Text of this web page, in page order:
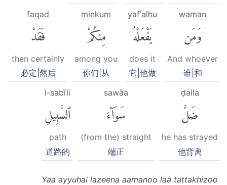
waman
وَمَن
And whoever
谁|和
yafʿalhu
يَفْعَلْهُ
does it
它|他做
minkum
مِنكُمْ
among you
你们|从
faqad
فَقَدْ
then certainly
必定|然后
ḍalla
ضَلَّ
he has strayed
他背离
sawāa
سَوَآءَ
(from the) straight
端正
l-sabīli
ٱلسَّبِيلِ
path
道路的
Yaa ayyuhal lazeena aamanoo laa tattakhizoo